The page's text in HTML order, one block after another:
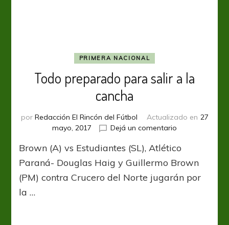
PRIMERA NACIONAL
Todo preparado para salir a la
cancha
por Redacción El Rincón del Fútbol Actualizado en 27
mayo, 2017
Dejá un comentario
preparado
para
a
Brown (A) vs Estudiantes (SL), Atlético
Paraná- Douglas Haig y Guillermo Brown
(PM) contra Crucero del Norte jugarán por
la …